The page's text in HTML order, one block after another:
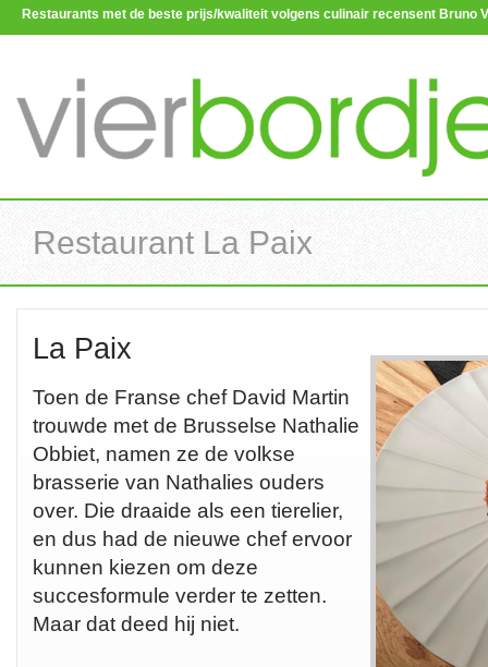
Restaurants met de beste prijs/kwaliteit volgens culinair recensent Bruno
Restaurant La Paix
La Paix
Toen de Franse chef David Martin
trouwde met de Brusselse Nathalie
Obbiet, namen ze de volkse
brasserie van Nathalies ouders
over. Die draaide als een tierelier,
en dus had de nieuwe chef ervoor
kunnen kiezen om deze
succesformule verder te zetten.
Maar dat deed hij niet.